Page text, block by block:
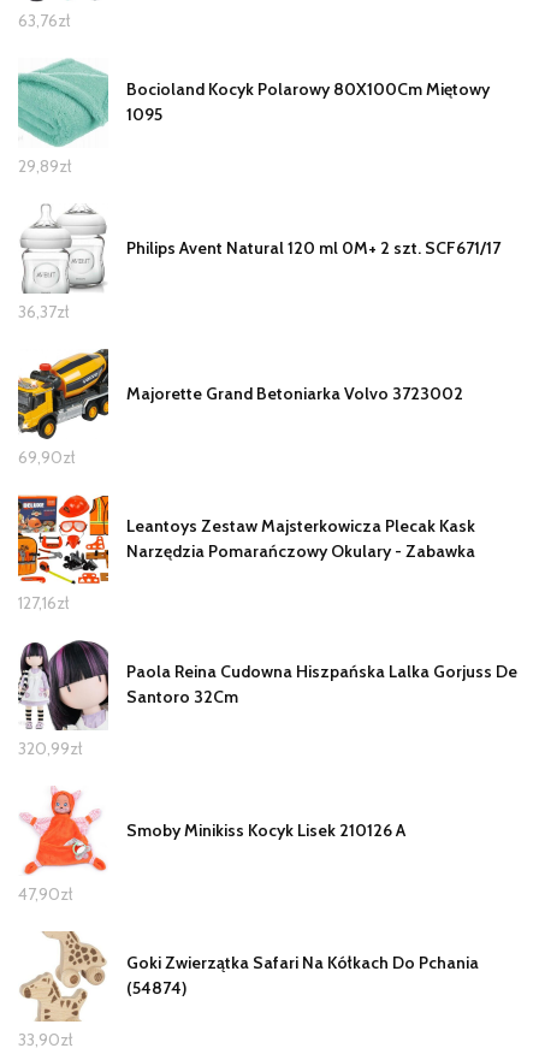
63,76zł
Bocioland Kocyk Polarowy 80X100Cm Miętowy
1095
29,89zł
Philips Avent Natural 120 ml 0M+ 2 szt. SCF671/17
36,37zł
Majorette Grand Betoniarka Volvo 3723002
69,90zł
Leantoys Zestaw Majsterkowicza Plecak Kask
Narzędzia Pomarańczowy Okulary - Zabawka
127,16zł
Paola Reina Cudowna Hiszpańska Lalka Gorjuss De
Santoro 32Cm
320,99zł
Smoby Minikiss Kocyk Lisek 210126 A
47,90zł
Goki Zwierzątka Safari Na Kółkach Do Pchania
(54874)
33,90zł